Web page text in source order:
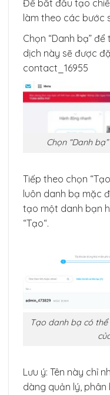
Để bắt đầu tạo
làm theo các bước
Chọn “Danh bạ”
dịch này sẽ được
contact_16955
Chọn “Danh
Tiếp theo chọn
luôn danh bạ mặc
tạo một danh bạn
“Tạo“.
Tạo danh bạ có
Lưu ý: Tên này chỉ
dàng quản lý,